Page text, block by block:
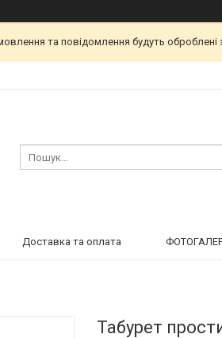
та повідомлення будуть
Доставка та оплата
Табурет